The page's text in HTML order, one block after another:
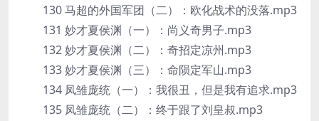
130 马超的外国军团（二）：欧化战术的没落.mp3
131 妙才夏侯渊（一）：尚义奇男子.mp3
132 妙才夏侯渊（二）：奇招定凉州.mp3
133 妙才夏侯渊（三）：命陨定军山.mp3
134 凤雏庞统（一）：我很丑，但是我有追求.mp3
135 凤雏庞统（二）：终于跟了刘皇叔.mp3